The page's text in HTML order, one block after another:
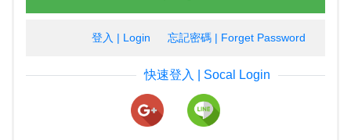
登入 | Login 忘記密碼 | Forget Password
快速登入 | Socal Login